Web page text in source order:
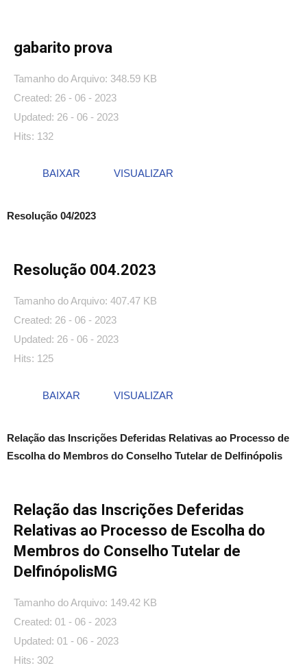
gabarito prova
Tamanho do Arquivo: 348.59 KB
Created: 26 - 06 - 2023
Updated: 26 - 06 - 2023
Hits: 132
BAIXAR VISUALIZAR
Resolução 04/2023
Resolução 004.2023
Tamanho do Arquivo: 407.47 KB
Created: 26 - 06 - 2023
Updated: 26 - 06 - 2023
Hits: 125
BAIXAR VISUALIZAR
Relação das Inscrições Deferidas Relativas ao Processo de
Escolha do Membros do Conselho Tutelar de Delfinópolis
Relação das Inscrições Deferidas
Relativas ao Processo de Escolha do
Membros do Conselho Tutelar de
DelfinópolisMG
Tamanho do Arquivo: 149.42 KB
Created: 01 - 06 - 2023
Updated: 01 - 06 - 2023
Hits: 302